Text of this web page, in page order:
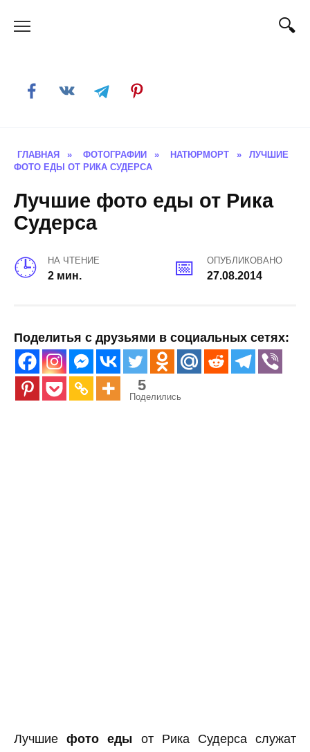
ГЛАВНАЯ » ФОТОГРАФИИ » НАТЮРМОРТ »
ЛУЧШИЕ
ФОТО ЕДЫ ОТ РИКА СУДЕРСА
Лучшие фото еды от Рика
Судерса
НА ЧТЕНИЕ
2 мин.
ОПУБЛИКОВАНО
27.08.2014
Поделитья с друзьями в социальных сетях:
5
Поделились
Лучшиефото еды от Рика Судерса служат